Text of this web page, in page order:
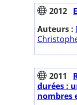
2012
Auteurs :
2011
durées :
nombres